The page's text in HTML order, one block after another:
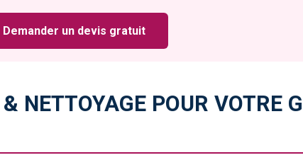
Demander un devis gratuit
NETTOYAGE POUR VOTRE